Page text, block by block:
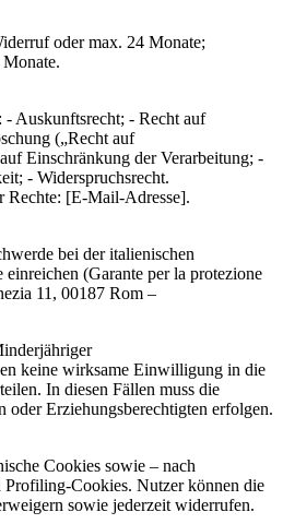
oder max. 24 Monate;
Auskunftsrecht; - Recht auf
(„Recht auf
Einschränkung der Verarbeitung; -
- Widerspruchsrecht.
Rechte: [E-Mail-Adresse].
bei der italienischen
einreichen (Garante per la protezione
11, 00187 Rom –
keine wirksame Einwilligung in die
In diesen Fällen muss die
Erziehungsberechtigten erfolgen.
Cookies sowie – nach
Cookies. Nutzer können die
sowie jederzeit widerrufen.